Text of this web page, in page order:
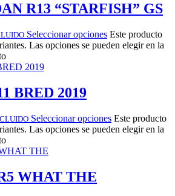
R13 “STARFISH” GS
Seleccionar opciones Este producto
Las opciones se pueden elegir en la
BRED 2019
Seleccionar opciones Este producto
Las opciones se pueden elegir en la
WHAT THE